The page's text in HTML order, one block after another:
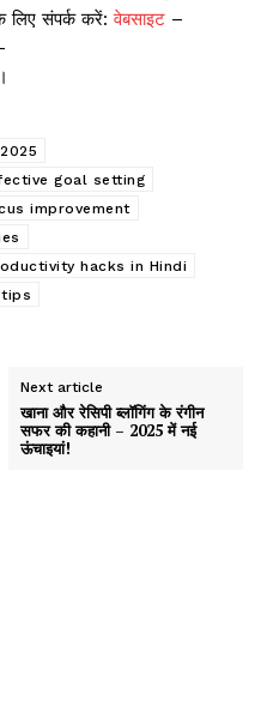
लिए संपर्क करें:वेबसाइट –
।
goal setting
improvement
hacks in Hindi
Next article
खाना और रेसिपी ब्लॉगिंग के रंगीन
सफर की कहानी – 2025 में नई
ऊंचाइयां!